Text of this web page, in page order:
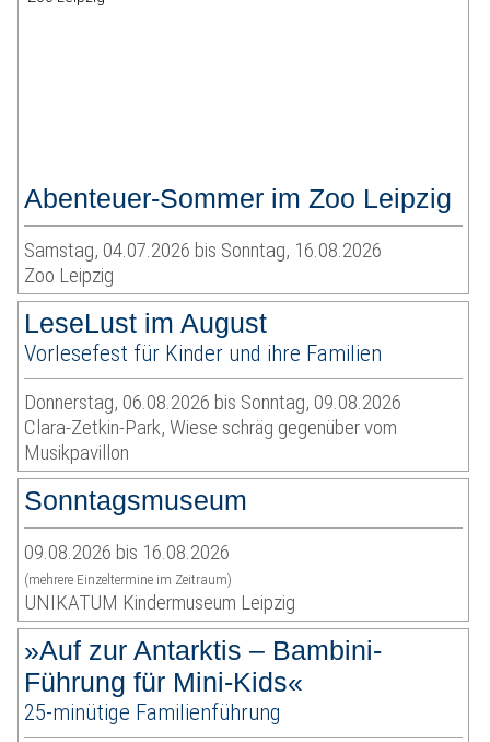
Abenteuer-Sommer im Zoo Leipzig
Samstag, 04.07.2026 bis Sonntag, 16.08.2026
Zoo Leipzig
LeseLust im August
Vorlesefest für Kinder und ihre Familien
Donnerstag, 06.08.2026 bis Sonntag, 09.08.2026
Clara-Zetkin-Park, Wiese schräg gegenüber vom
Musikpavillon
Sonntagsmuseum
09.08.2026 bis 16.08.2026
(mehrere Einzeltermine im Zeitraum)
UNIKATUM Kindermuseum Leipzig
»Auf zur Antarktis – Bambini-
Führung für Mini-Kids«
25-minütige Familienführung